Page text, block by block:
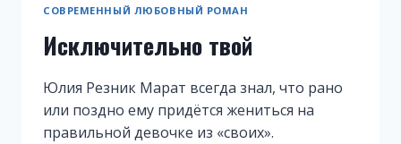
СОВРЕМЕННЫЙ ЛЮБОВНЫЙ РОМАН
Исключительно твой
Юлия Резник Марат всегда знал, что рано
или поздно ему придётся жениться на
правильной девочке из «своих».